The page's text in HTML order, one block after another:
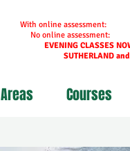
With online assessment:
No online
EVENING CLASSES
SUTHERLAND
Areas Courses